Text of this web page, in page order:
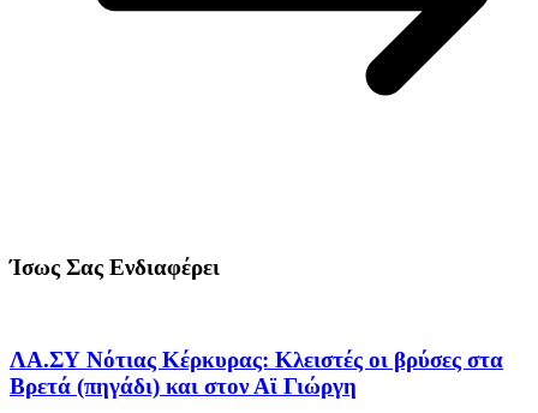
Ίσως Σας Ενδιαφέρει
ΛΑ.ΣΥ Νότιας Κέρκυρας: Κλειστές οι βρύσες στα
Βρετά (πηγάδι) και στον Αϊ Γιώργη